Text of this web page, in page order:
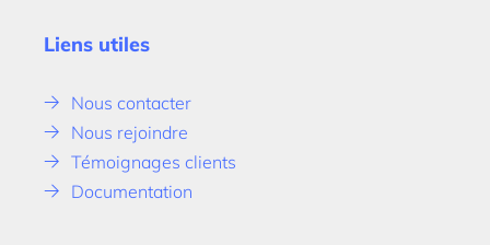
Liens utiles
Nous contacter
Nous rejoindre
Témoignages clients
Documentation